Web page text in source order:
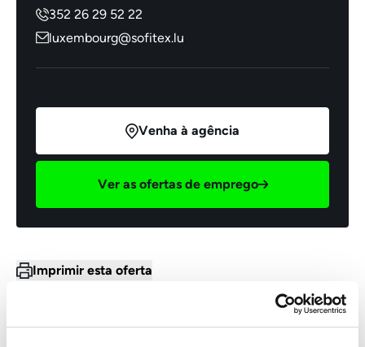
352 26 29 52 22
luxembourg@sofitex.lu
Venha à agência
Ver as ofertas de emprego
Imprimir esta oferta